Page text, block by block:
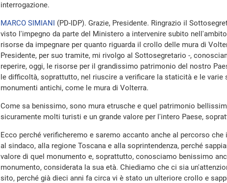
interrogazione.
MARCO SIMIANI (PD-IDP). Grazie, Presidente. Ringrazio il
visto l'impegno da parte del Ministero a intervenire subito
risorse da impegnare per quanto riguarda il crollo delle mura di
Presidente, per suo tramite, mi rivolgo al Sottosegretario -,
reperire, oggi, le risorse per il grandissimo patrimonio del nostro
le difficoltà, soprattutto, nel riuscire a verificare la staticità e le varie
monumenti antichi, come le mura di Volterra.
Come sa benissimo, sono mura etrusche e quel patrimonio
sicuramente molti turisti e un grande valore per l'intero Paese,
Ecco perché verificheremo e saremo accanto anche al percorso
al sindaco, alla regione Toscana e alla soprintendenza, perché
valore di quel monumento e, soprattutto, conosciamo benissimo
monumento, considerata la sua età. Chiediamo che ci sia
sito, perché già dieci anni fa circa vi è stato un ulteriore crollo e